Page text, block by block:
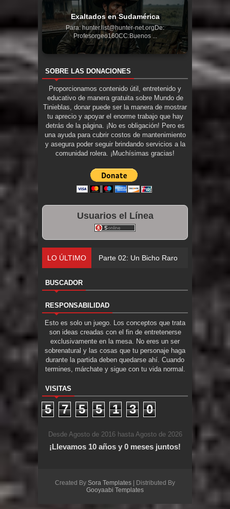
Exaltados en Sudamérica
Para: hunter.list@hunter-net.orgDe:
Profesorgeo160CC:Buenos ...
SOBRE LAS DONACIONES
Proporcionamos contenido útil, entretenido y
educativo de manera gratuita sobre Mundo de
Tinieblas, donar puede ser la manera de mostrar
tu aprecio y apoyar el enorme trabajo que hay
detrás de la página. ¡No es obligación! Pero es
una ayuda para cubrir costos de mantenimiento
y asegura poder seguir brindando servicios a la
comunidad rolera. ¡Muchísimas gracias!
Usuarios el Línea
LO ÚLTIMO Parte 0
BUSCADOR
RESPONSABILIDAD
Esto es solo un juego. Los conceptos que trata
son ideas creadas con el fin de entretenerse
exclusivamente en la mesa. No eres un ser
sobrenatural y las cosas que tu personaje haga
durante la partida deben quedarse ahí. Cuando
termines, márchate y sigue con tu vida normal.
VISITAS
5 7 5 5 1 3 0
Desde Agosto de 2016 hasta Agosto de 2026
¡Llevamos 10 años y 0 meses juntos!
Created By Sora Templates | Distributed By
Gooyaabi Templates